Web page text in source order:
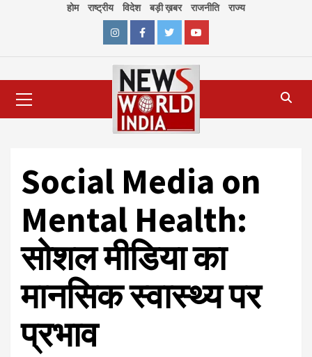
होम राष्ट्रीय विदेश बड़ी ख़बर राजनीति राज्य
InstagramFacebookTwitterYoutube
Menu
Social Media on
Mental Health:
सोशल मीडिया का
मानसिक स्वास्थ्य पर
प्रभाव